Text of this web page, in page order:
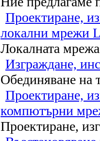
Проектиране,
локални мрежи
Локалната
Изграждане,
Обединяване на
Проектиране,
компютърни
Проектиране,